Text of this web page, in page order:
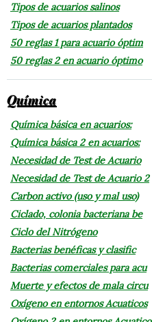
Tipos de acuarios salinos
Tipos de acuarios plantados
50 reglas 1 para acuario óptim
50 reglas 2 en acuario óptimo
Química
Química básica en acuarios:
Química básica 2 en acuarios:
Necesidad de Test de Acuario
Necesidad de Test de Acuario 2
Carbon activo (uso y mal uso)
Ciclado, colonia bacteriana be
Ciclo del Nitrógeno
Bacterias benéficas y clasific
Bacterias comerciales para acu
Muerte y efectos de mala circu
Oxígeno en entornos Acuaticos